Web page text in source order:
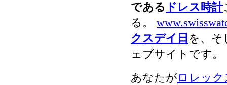
である ドレス時計
る。
クスデイ日 を、そ
ェブサイトです。
あなたが ロレック